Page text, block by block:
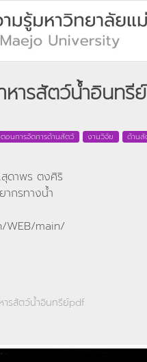
ารสัตว์น้ำอินทรีย์
อนการจัดการด้านสัตว์ งานวิจัย ด้านสั
สุดาพร ตงศิริ
ากรทางน้ำ
WEB/main/
รสัตว์น้ำอินทรีย์pdf